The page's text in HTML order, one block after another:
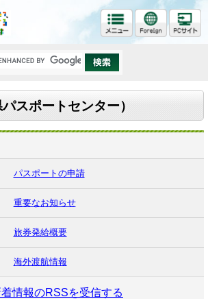
スポートセンター）
パスポートの申請
重要なお知らせ
旅券発給概要
海外渡航情報
着情報のRSSを受信する